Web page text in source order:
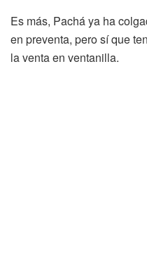
Es más, Pachá ya ha
en preventa, pero sí que
la venta en ventanilla.